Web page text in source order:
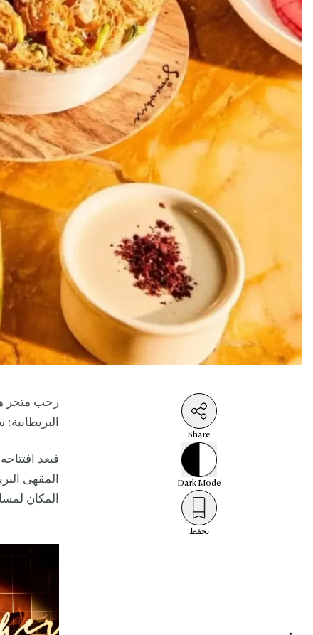
Share
DarkMode
يحفظ
رحب متجر
فبعد
المقهى
المكان